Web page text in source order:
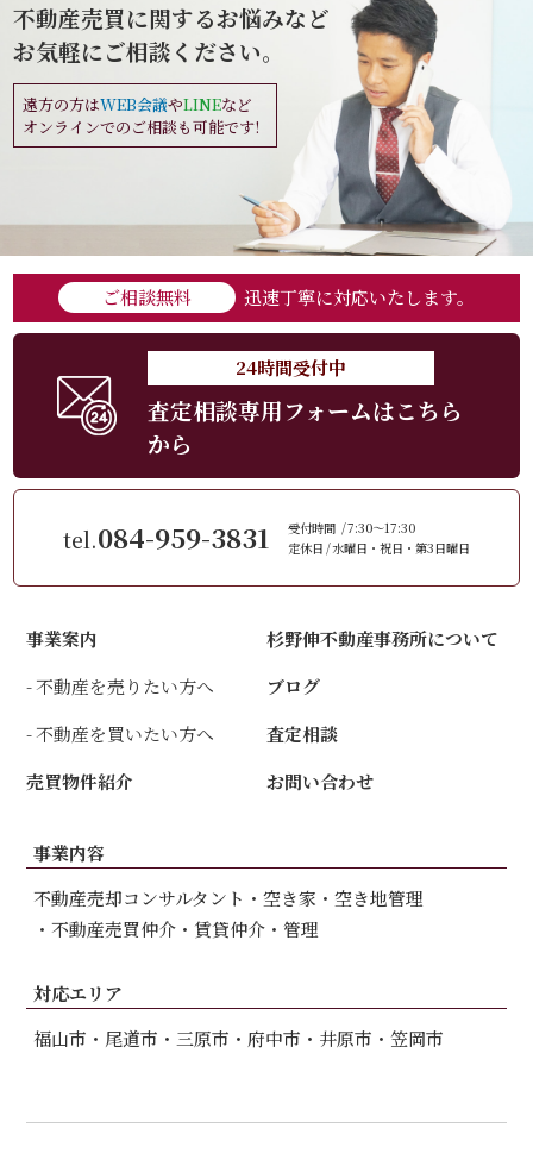
不動産売買に関するお悩みなど
お気軽にご相談ください。
遠方の方はWEB会議やLINEなど
オンラインでのご相談も可能です!
ご相談無料 迅速丁寧に対応いたします。
24時間受付中
査定相談専用フォームはこちら
から
tel.084-959-3831 受付時間
7:30～17:30
定休日 水曜日・祝日・第3日曜日
事業案内
不動産を売りたい方へ
不動産を買いたい方へ
売買物件紹介
杉野伸不動産事務所について
ブログ
査定相談
お問い合わせ
事業内容
不動産売却コンサルタント
空き家・空き地管理
不動産売買仲介
賃貸仲介・管理
対応エリア
福山市
尾道市 三原市 府中市 井原市 笠岡市